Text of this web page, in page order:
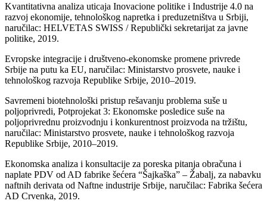
Kvantitativna analiza uticaja Inovacione politike i Industrije 4.0 na
razvoj ekonomije, tehnološkog napretka i preduzetništva u Srbiji,
naručilac: HELVETAS SWISS / Republički sekretarijat za javne
politike, 2019.
Evropske integracije i društveno-ekonomske promene privrede
Srbije na putu ka EU, naručilac: Ministarstvo prosvete, nauke i
tehnološkog razvoja Republike Srbije, 2010–2019.
Savremeni biotehnološki pristup rešavanju problema suše u
poljoprivredi, Potprojekat 3: Ekonomske posledice suše na
poljoprivrednu proizvodnju i konkurentnost proizvoda na tržištu,
naručilac: Ministarstvo prosvete, nauke i tehnološkog razvoja
Republike Srbije, 2010–2019.
Ekonomska analiza i konsultacije za poreska pitanja obračuna i
naplate PDV od AD fabrike šećera “Šajkaška” – Žabalj, za nabavku
naftnih derivata od Naftne industrije Srbije, naručilac: Fabrika šećera
AD Crvenka, 2019.